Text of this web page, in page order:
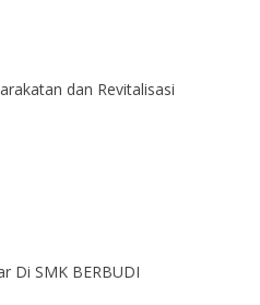
dan Revitalisasi
Di SMK BERBUDI